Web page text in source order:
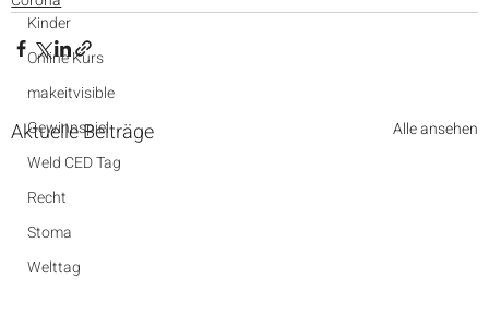
Kinder
Online Kurs
makeitvisible
Gewinnspiel
Weld CED Tag
Recht
Stoma
Welttag
Aktuelle Beiträge Alle ansehen